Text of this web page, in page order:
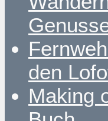
den
Making